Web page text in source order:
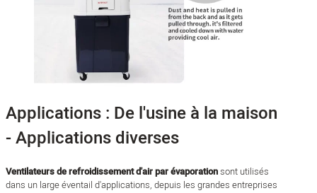
Applications : De l'usine à la maison
- Applications diverses
Ventilateurs de refroidissement d'air par évaporationsont utilisés
dans un large éventail d'applications, depuis les grandes entreprises